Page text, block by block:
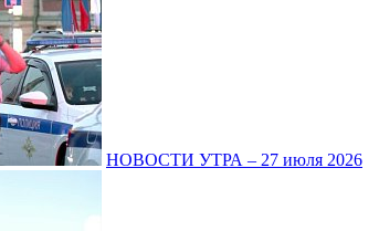
НОВОСТИ УТРА – 27 июля 2026